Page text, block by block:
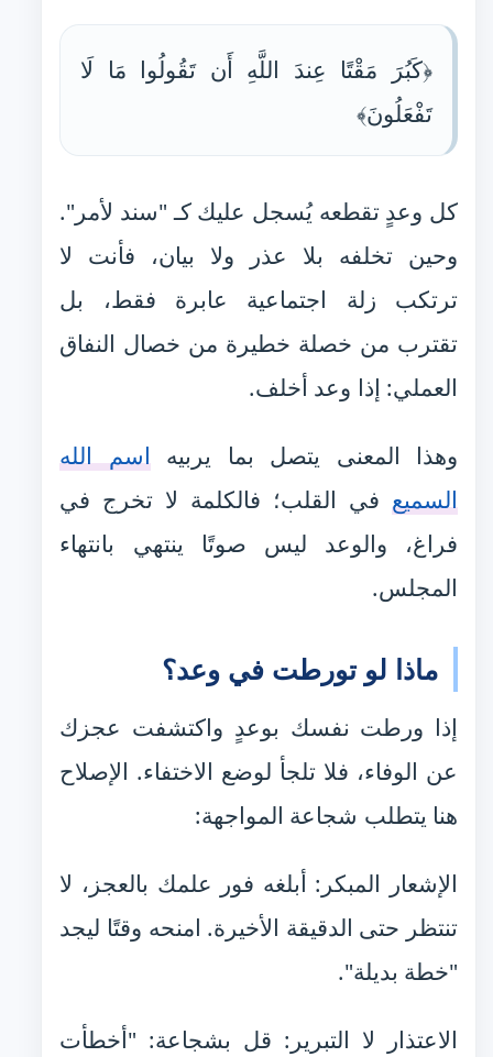
﴿كَبُرَ مَقْتًا عِندَ اللَّهِ أَن تَقُولُوا مَا لَا
تَفْعَلُونَ﴾
كل وعدٍ تقطعه يُسجل عليك كـ "سند لأمر".
وحين تخلفه بلا عذر ولا بيان، فأنت لا
ترتكب زلة اجتماعية عابرة فقط، بل
تقترب من خصلة خطيرة من خصال النفاق
العملي: إذا وعد أخلف.
وهذا المعنى يتصل بما يربيهاسم الله
السميع في القلب؛ فالكلمة لا تخرج في
فراغ، والوعد ليس صوتًا ينتهي بانتهاء
المجلس.
ماذا لو تورطت في وعد؟
إذا ورطت نفسك بوعدٍ واكتشفت عجزك
عن الوفاء، فلا تلجأ لوضع الاختفاء. الإصلاح
هنا يتطلب شجاعة المواجهة:
الإشعار المبكر: أبلغه فور علمك بالعجز، لا
تنتظر حتى الدقيقة الأخيرة. امنحه وقتًا ليجد
"خطة بديلة".
الاعتذار لا التبرير: قل بشجاعة: "أخطأت